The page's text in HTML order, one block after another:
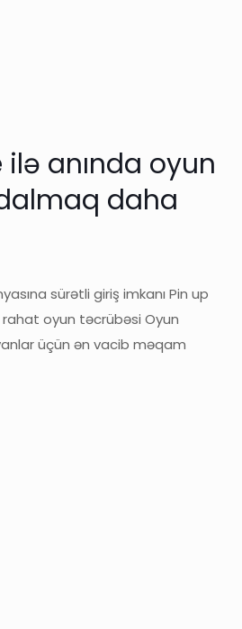
ilə anında oyun
daha
sürətli giriş imkanı Pin up
oyun təcrübəsi Oyun
üçün ən vacib məqam